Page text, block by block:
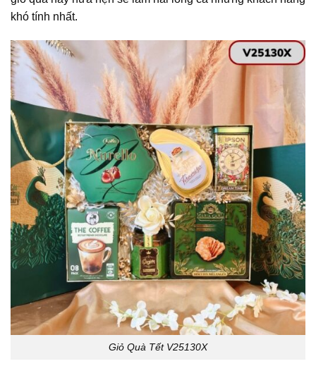
khó tính nhất.
Giỏ Quà Tết V25130X